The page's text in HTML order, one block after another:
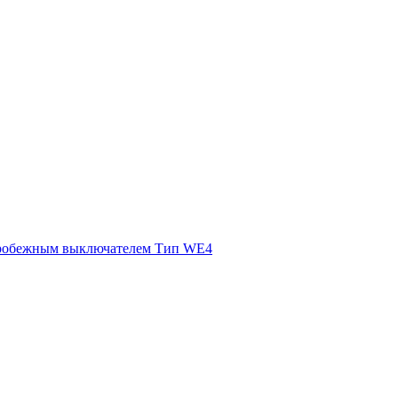
выключателем Тип WE4